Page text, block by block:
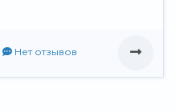
Нет отзывов